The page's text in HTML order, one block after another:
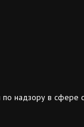
в сфере